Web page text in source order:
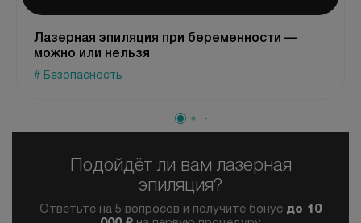
Лазерная эпиляция при беременности —
можно или нельзя
# Безопасность
Подойдёт ли вам лазерная
эпиляция?
Ответьте на 5 вопросов и получите бонус до 10